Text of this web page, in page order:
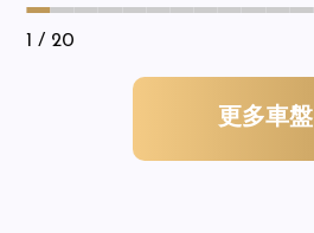
1 / 20
更多車盤